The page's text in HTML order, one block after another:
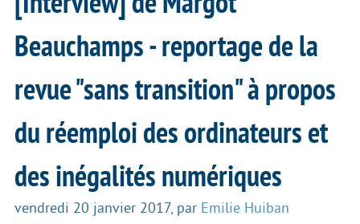
Beauchamps - reportage de la
revue "sans transition" à propos
du réemploi des ordinateurs et
des inégalités numériques
vendredi 20 janvier 2017, par Emilie Huiban